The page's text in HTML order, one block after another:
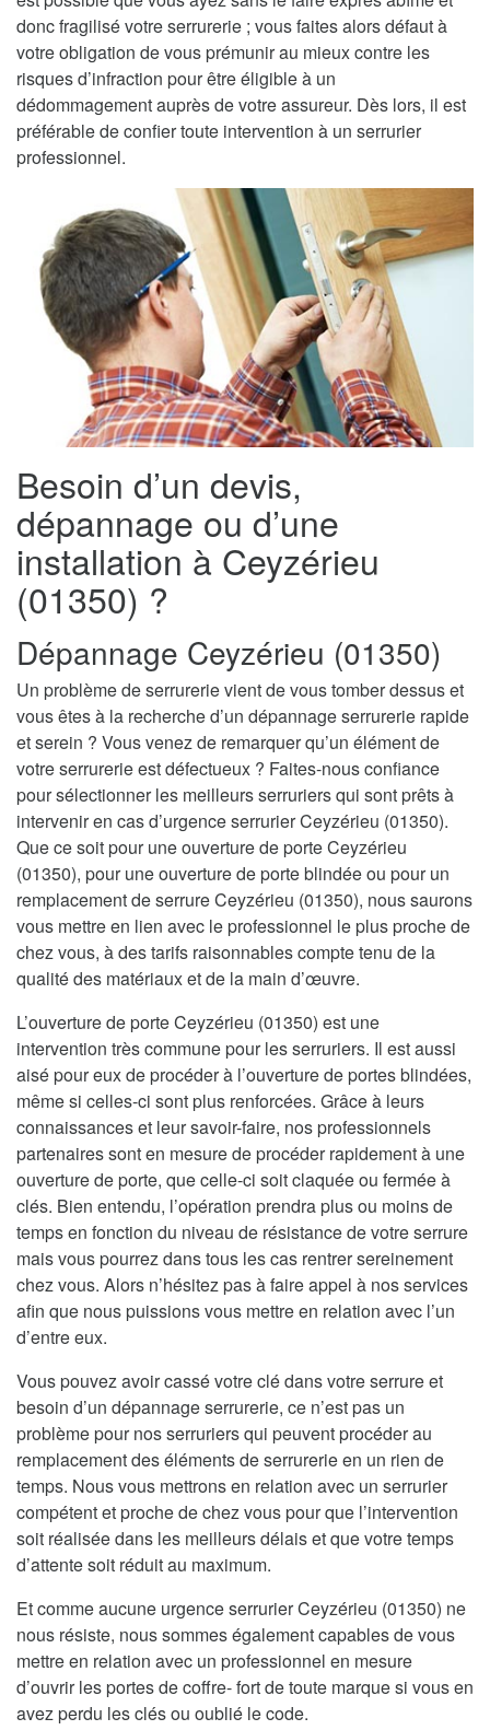
donc fragilisé votre serrurerie ; vous faites alors défaut à
votre obligation de vous prémunir au mieux contre les
risques d’infraction pour être éligible à un
dédommagement auprès de votre assureur. Dès lors, il est
préférable de confier toute intervention à un serrurier
professionnel.
Besoin d’un devis,
dépannage ou d’une
installation à Ceyzérieu
(01350) ?
Dépannage Ceyzérieu (01350)
Un problème de serrurerie vient de vous tomber dessus et
vous êtes à la recherche d’un dépannage serrurerie rapide
et serein ? Vous venez de remarquer qu’un élément de
votre serrurerie est défectueux ? Faites-nous confiance
pour sélectionner les meilleurs serruriers qui sont prêts à
intervenir en cas d’urgence serrurier Ceyzérieu (01350).
Que ce soit pour une ouverture de porte Ceyzérieu
(01350), pour une ouverture de porte blindée ou pour un
remplacement de serrure Ceyzérieu (01350), nous saurons
vous mettre en lien avec le professionnel le plus proche de
chez vous, à des tarifs raisonnables compte tenu de la
qualité des matériaux et de la main d’œuvre.
L’ouverture de porte Ceyzérieu (01350) est une
intervention très commune pour les serruriers. Il est aussi
aisé pour eux de procéder à l’ouverture de portes blindées,
même si celles-ci sont plus renforcées. Grâce à leurs
connaissances et leur savoir-faire, nos professionnels
partenaires sont en mesure de procéder rapidement à une
ouverture de porte, que celle-ci soit claquée ou fermée à
clés. Bien entendu, l’opération prendra plus ou moins de
temps en fonction du niveau de résistance de votre serrure
mais vous pourrez dans tous les cas rentrer sereinement
chez vous. Alors n’hésitez pas à faire appel à nos services
afin que nous puissions vous mettre en relation avec l’un
d’entre eux.
Vous pouvez avoir cassé votre clé dans votre serrure et
besoin d’un dépannage serrurerie, ce n’est pas un
problème pour nos serruriers qui peuvent procéder au
remplacement des éléments de serrurerie en un rien de
temps. Nous vous mettrons en relation avec un serrurier
compétent et proche de chez vous pour que l’intervention
soit réalisée dans les meilleurs délais et que votre temps
d’attente soit réduit au maximum.
Et comme aucune urgence serrurier Ceyzérieu (01350) ne
nous résiste, nous sommes également capables de vous
mettre en relation avec un professionnel en mesure
d’ouvrir les portes de coffre- fort de toute marque si vous en
avez perdu les clés ou oublié le code.